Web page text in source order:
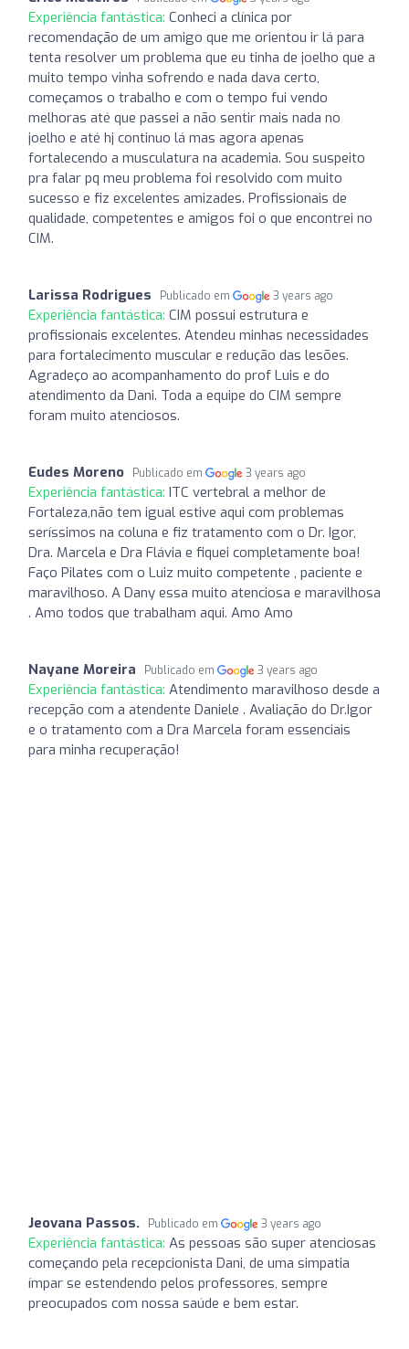
Experiência fantástica: Conheci a clínica por
recomendação de um amigo que me orientou ir lá para
tenta resolver um problema que eu tinha de joelho que a
muito tempo vinha sofrendo e nada dava certo,
começamos o trabalho e com o tempo fui vendo
melhoras até que passei a não sentir mais nada no
joelho e até hj continuo lá mas agora apenas
fortalecendo a musculatura na academia. Sou suspeito
pra falar pq meu problema foi resolvido com muito
sucesso e fiz excelentes amizades. Profissionais de
qualidade, competentes e amigos foi o que encontrei no
CIM.
Larissa Rodrigues Publicado em 3 years ago
Experiência fantástica: CIM possui estrutura e
profissionais excelentes. Atendeu minhas necessidades
para fortalecimento muscular e redução das lesões.
Agradeço ao acompanhamento do prof Luis e do
atendimento da Dani. Toda a equipe do CIM sempre
foram muito atenciosos.
Eudes Moreno Publicado em 3 years ago
Experiência fantástica: ITC vertebral a melhor de
Fortaleza,não tem igual estive aqui com problemas
seríssimos na coluna e fiz tratamento com o Dr. Igor,
Dra. Marcela e Dra Flávia e fiquei completamente boa!
Faço Pilates com o Luiz muito competente , paciente e
maravilhoso. A Dany essa muito atenciosa e maravilhosa
. Amo todos que trabalham aqui. Amo Amo
Nayane Moreira Publicado em 3 years ago
Experiência fantástica: Atendimento maravilhoso desde a
recepção com a atendente Daniele . Avaliação do Dr.Igor
e o tratamento com a Dra Marcela foram essenciais
para minha recuperação!
Jeovana Passos. Publicado em 3 years ago
Experiência fantástica: As pessoas são super atenciosas
começando pela recepcionista Dani, de uma simpatia
ímpar se estendendo pelos professores, sempre
preocupados com nossa saúde e bem estar.